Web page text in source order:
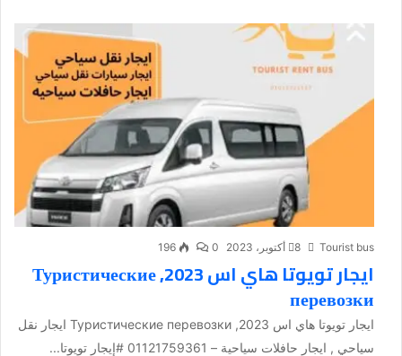
Tourist bus 8 أكتوبر، 2023 0
196
ايجار تويوتا هاي اس 2023, Туристические
перевозки
ايجار تويوتا هاي اس 2023, Туристические перевозки ايجار نقل
سياحي , ايجار حافلات سياحية – 01121759361 #إيجار تويوتا...